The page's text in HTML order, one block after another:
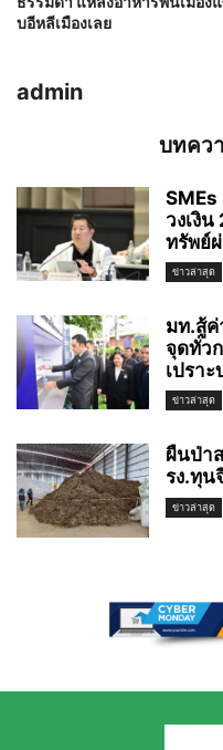
บอีหลีเมืองเลย
admin
บทคว
SMEs
วงเงิ
ทรัพย์
ข่าวล่าสุด
มท.สู้ค่
จุดทั่ว
เปราะ
ข่าวล่าสุด
ผืนป่า
รง.ทุน
ข่าวล่าสุด